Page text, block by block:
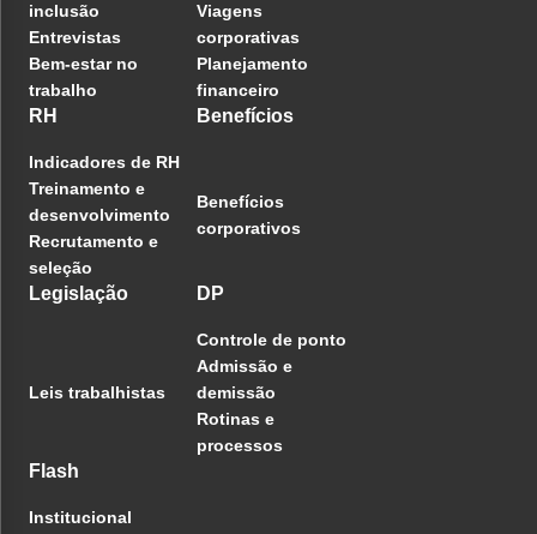
inclusão
Entrevistas
Bem-estar no
trabalho
Viagens
corporativas
Planejamento
financeiro
RH
Indicadores de RH
Treinamento e
desenvolvimento
Recrutamento e
seleção
Benefícios
Benefícios
corporativos
Legislação
Leis trabalhistas
DP
Controle de ponto
Admissão e
demissão
Rotinas e
processos
Flash
Institucional